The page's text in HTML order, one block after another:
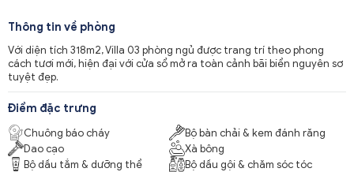
Thông tin về phòng
Với diện tích 318m2, Villa 03 phòng ngủ được trang trí theo phong
cách tươi mới, hiện đại với cửa sổ mở ra toàn cảnh bãi biển nguyên sơ
tuyệt đẹp.
Điểm đặc trưng
Chuông báo cháy
Bộ bàn chải & kem đánh răng
Dao cạo
Xà bông
Bộ dầu tắm & dưỡng thể
Bộ dầu gội & chăm sóc tóc